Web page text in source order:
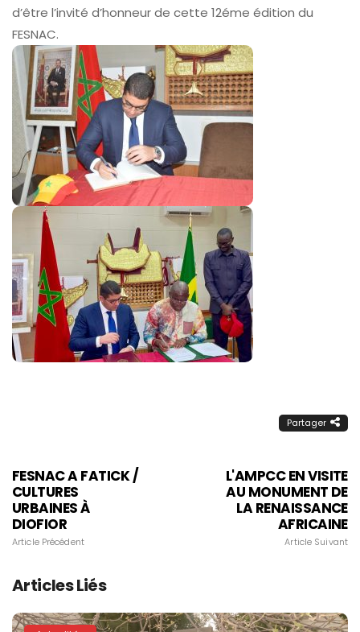
d’être l’invité d’honneur de cette 12éme édition du
FESNAC.
Partager
FESNAC A FATICK /
CULTURES
URBAINES À
DIOFIOR
Article Précédent
L'AMPCC EN VISITE
AU MONUMENT DE
LA RENAISSANCE
AFRICAINE
Article Suivant
Articles Liés